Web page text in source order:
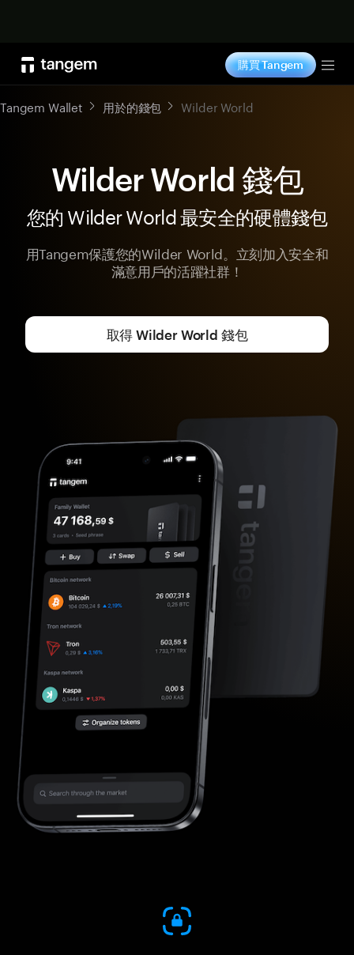
購買 Tangem
Tangem Wallet 用於的錢包 Wilder World
Wilder World 錢包
您的 Wilder World 最安全的硬體錢包
用Tangem保護您的Wilder World。立刻加入安全和
滿意用戶的活躍社群！
取得 Wilder World 錢包